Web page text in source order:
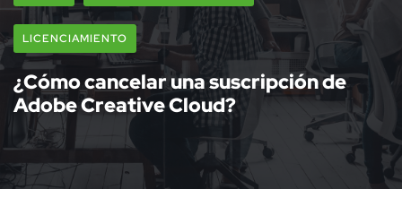
LICENCIAMIENTO
¿Cómo cancelar una suscripción de
Adobe Creative Cloud?